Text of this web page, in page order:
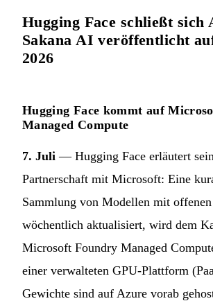
Hugging Face schließt sich
Sakana AI veröffentlicht
2026
Hugging Face kommt auf
Managed Compute
7. Juli — Hugging Face erläutert
Partnerschaft mit Microsoft: Eine
Sammlung von Modellen mit
wöchentlich aktualisiert, wird dem
Microsoft Foundry Managed
einer verwalteten GPU-Plattform
Gewichte sind auf Azure vorab